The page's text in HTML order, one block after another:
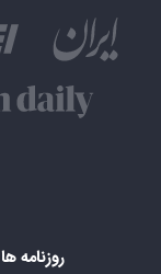
روزنامه ها